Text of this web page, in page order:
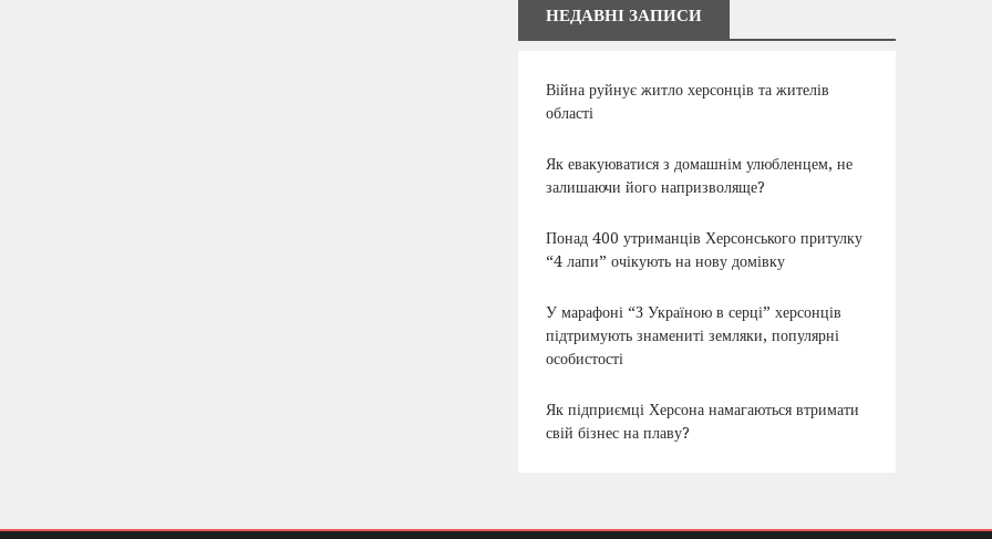
НЕДАВНІ ЗАПИСИ
Війна руйнує житло херсонців та жителів
області
Як евакуюватися з домашнім улюбленцем, не
залишаючи його напризволяще?
Понад 400 утриманців Херсонського притулку
“4 лапи” очікують на нову домівку
У марафоні “З Україною в серці” херсонців
підтримують знамениті земляки, популярні
особистості
Як підприємці Херсона намагаються втримати
свій бізнес на плаву?